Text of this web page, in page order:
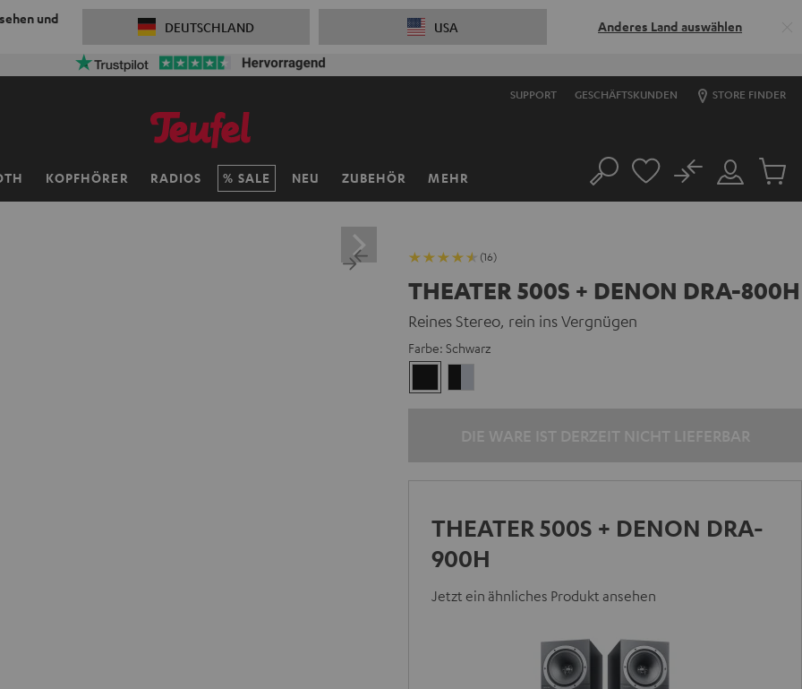
und
DEUTSCHLAND USA Anderes Land auswählen
SUPPORT GESCHÄFTSKUNDEN STORE FINDER
KOPFHÖRER RADIOS SALE NEU ZUBEHÖR MEHR Suche
Mein
Konto
No
Artikel
(16)
THEATER 500S + DENON DRA-800H
Reines Stereo, rein ins Vergnügen
Farbe: Schwarz
THEATER 500S + DENON DRA-
900H
Jetzt ein ähnliches Produkt ansehen